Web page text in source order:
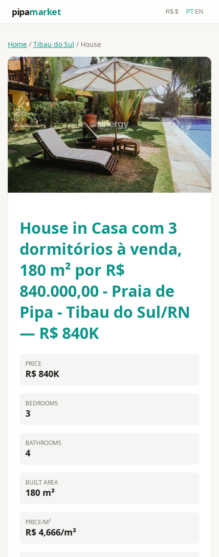
pipamarket R$/$ PT/EN
Home / Tibau do Sul / House
House in Casa com 3
dormitórios à venda,
180 m² por R$
840.000,00 - Praia de
Pipa - Tibau do Sul/RN
— R$ 840K
PRICE
R$ 840K
BEDROOMS
3
BATHROOMS
4
BUILT AREA
180 m²
PRICE/M²
R$ 4,666/m²